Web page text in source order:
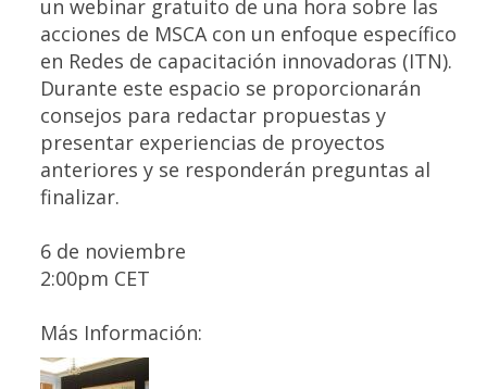
un webinar gratuito de una hora sobre las
acciones de MSCA con un enfoque específico
en Redes de capacitación innovadoras (ITN).
Durante este espacio se proporcionarán
consejos para redactar propuestas y
presentar experiencias de proyectos
anteriores y se responderán preguntas al
finalizar.
6 de noviembre
2:00pm CET
Más Información: